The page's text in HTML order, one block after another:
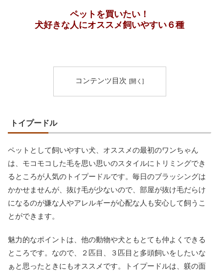
ペットを買いたい！
犬好きな人にオススメ飼いやすい６種
コンテンツ目次
トイプードル
ペットとして飼いやすい犬、オススメの最初のワンちゃん
は、モコモコした毛を思い思いのスタイルにトリミングでき
るところが人気のトイプードルです。毎日のブラッシングは
かかせませんが、抜け毛が少ないので、部屋が抜け毛だらけ
になるのが嫌な人やアレルギーが心配な人も安心して飼うこ
とができます。
魅力的なポイントは、他の動物や犬ともとても仲よくできる
ところです。なので、２匹目、３匹目と多頭飼いをしたいな
ぁと思ったときにもオススメです。トイプードルは、躾の面